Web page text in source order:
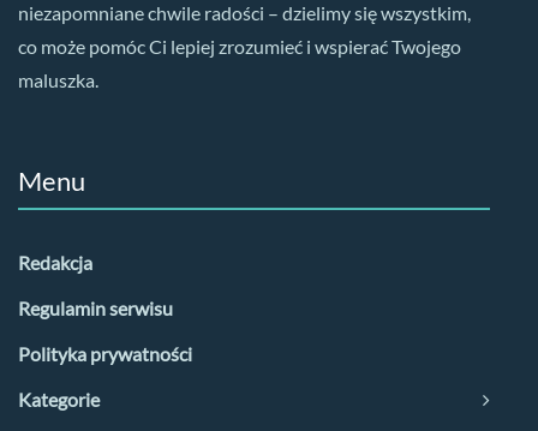
niezapomniane chwile radości – dzielimy się wszystkim,
co może pomóc Ci lepiej zrozumieć i wspierać Twojego
maluszka.
Menu
Redakcja
Regulamin serwisu
Polityka prywatności
Kategorie